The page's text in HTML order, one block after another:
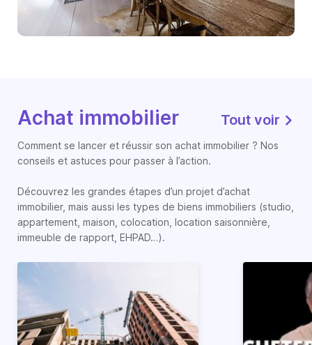
Achat immobilier Tout voir
Comment se lancer et réussir son achat immobilier ? Nos
conseils et astuces pour passer à l’action.
Découvrez les grandes étapes d’un projet d’achat
immobilier, mais aussi les types de biens immobiliers (studio,
appartement, maison, colocation, location saisonnière,
immeuble de rapport, EHPAD…).